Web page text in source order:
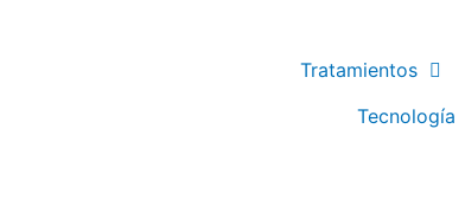
Tratamientos
Tecnología